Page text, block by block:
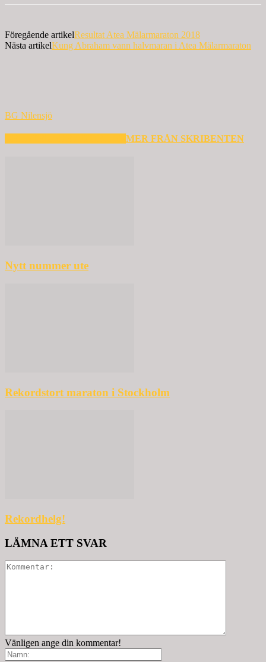
Föregående artikelResultat Atea Mälarmaraton 2018
Nästa artikelKung Abraham vann halvmaran i Atea Mälarmaraton
BG Nilensjö
MER FRÅN SKRIBENTEN
Nytt nummer ute
Rekordstort maraton i Stockholm
Rekordhelg!
LÄMNA ETT SVAR
Vänligen ange din kommentar!